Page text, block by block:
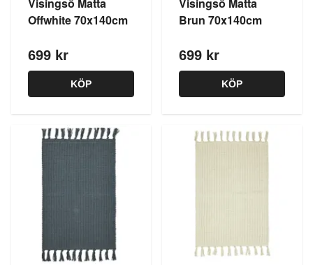
Offwhite 70x140cm
699 kr
KÖP
Brun 70x140cm
699 kr
KÖP